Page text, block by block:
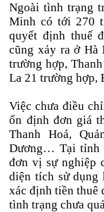
Ngoài tình trạng
Minh có tới 270
quyết định thuế
cũng xảy ra ở Hà
trường hợp,
La 21 trường hợp,
Việc chưa điều
ổn định đơn giá
Thanh Hoá,
Dương… Tại tỉnh
đơn vị sự nghiệp
diện tích sử dụng
xác định tiền thuê
tình trạng chưa